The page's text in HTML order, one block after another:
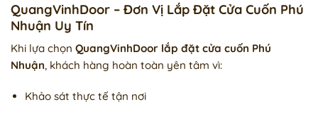
QuangVinhDoor – Đơn Vị Lắp Đặt Cửa Cuốn Phú
Nhuận Uy Tín
Khi lựa chọn QuangVinhDoor lắp đặt cửa cuốn Phú
Nhuận, khách hàng hoàn toàn yên tâm vì:
Khảo sát thực tế tận nơi